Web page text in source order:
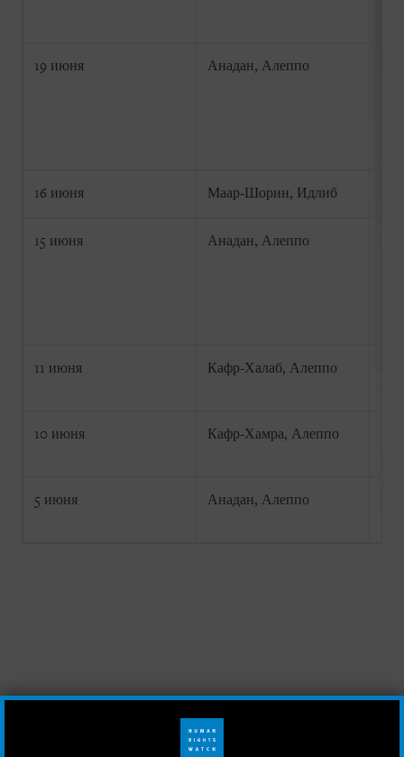
19 июня Анадан, Алеппо
16 июня Маар-Шорин, Идлиб
15 июня Анадан, Алеппо
11 июня Кафр-Халаб, Алеппо
10 июня Кафр-Хамра, Алеппо
5 июня Анадан, Алеппо